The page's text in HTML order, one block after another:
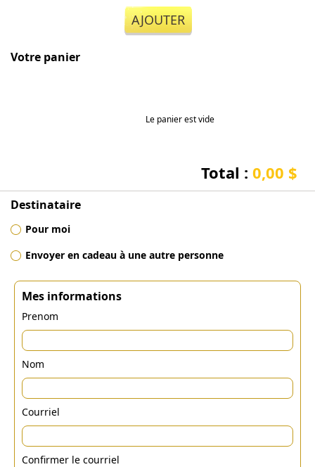
AJOUTER
Votre panier
Le panier est vide
Total : 0,00 $
Destinataire
Pour moi
Envoyer en cadeau à une autre personne
Mes informations
Prenom
Nom
Courriel
Confirmer le courriel